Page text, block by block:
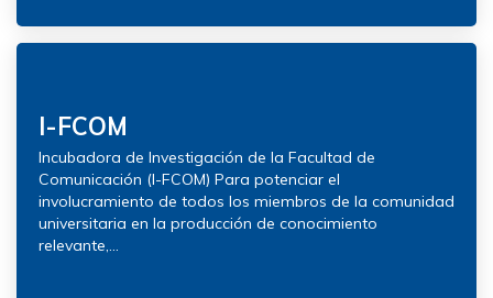
I-FCOM
Incubadora de Investigación de la Facultad de
Comunicación (I-FCOM) Para potenciar el
involucramiento de todos los miembros de la comunidad
universitaria en la producción de conocimiento
relevante,...